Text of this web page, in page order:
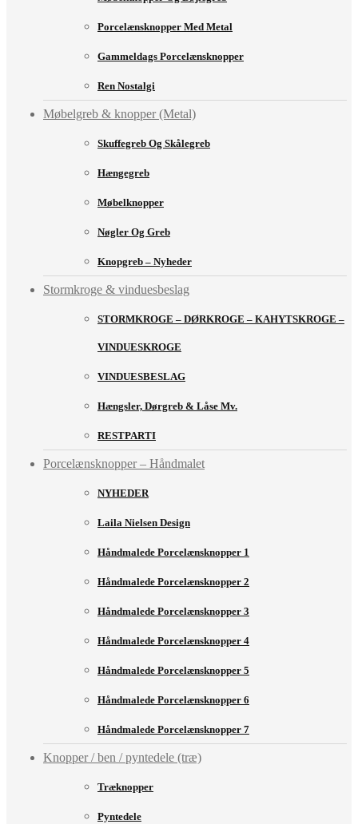
Porcelænsknopper Med Metal
Gammeldags Porcelænsknopper
Ren Nostalgi
Møbelgreb & knopper (Metal)
Skuffegreb Og Skålegreb
Hængegreb
Møbelknopper
Nøgler Og Greb
Knopgreb – Nyheder
Stormkroge & vinduesbeslag
STORMKROGE – DØRKROGE – KAHYTSKROGE –
VINDUESKROGE
VINDUESBESLAG
Hængsler, Dørgreb & Låse Mv.
RESTPARTI
Porcelænsknopper – Håndmalet
NYHEDER
Laila Nielsen Design
Håndmalede Porcelænsknopper 1
Håndmalede Porcelænsknopper 2
Håndmalede Porcelænsknopper 3
Håndmalede Porcelænsknopper 4
Håndmalede Porcelænsknopper 5
Håndmalede Porcelænsknopper 6
Håndmalede Porcelænsknopper 7
Knopper / ben / pyntedele (træ)
Træknopper
Pyntedele